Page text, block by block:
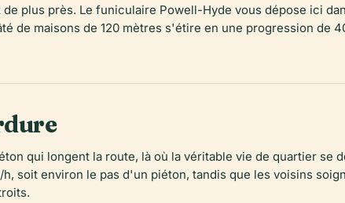
plus près. Le funiculaire Powell-Hyde vous dépose ici
de maisons de 120 mètres s'étire en une progression de
qui longent la route, là où la véritable vie de quartier se
soit environ le pas d'un piéton, tandis que les voisins